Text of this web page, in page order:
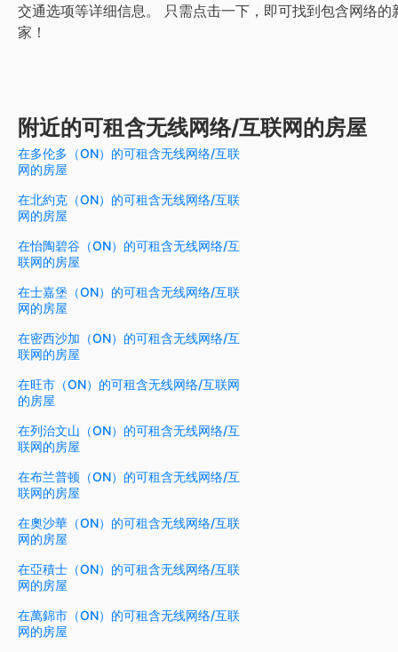
交通选项等详细信息。
只需点击一下，即可找到包含网络的
家！
附近的可租含无线网络/互联网的房屋
在多伦多（ON）的可租含无线网络/互联
网的房屋
在北約克（ON）的可租含无线网络/互联
网的房屋
在怡陶碧谷（ON）的可租含无线网络/互
联网的房屋
在士嘉堡（ON）的可租含无线网络/互联
网的房屋
在密西沙加（ON）的可租含无线网络/互
联网的房屋
在旺市（ON）的可租含无线网络/互联网
的房屋
在列治文山（ON）的可租含无线网络/互
联网的房屋
在布兰普顿（ON）的可租含无线网络/互
联网的房屋
在奧沙華（ON）的可租含无线网络/互联
网的房屋
在亞積士（ON）的可租含无线网络/互联
网的房屋
在萬錦市（ON）的可租含无线网络/互联
网的房屋